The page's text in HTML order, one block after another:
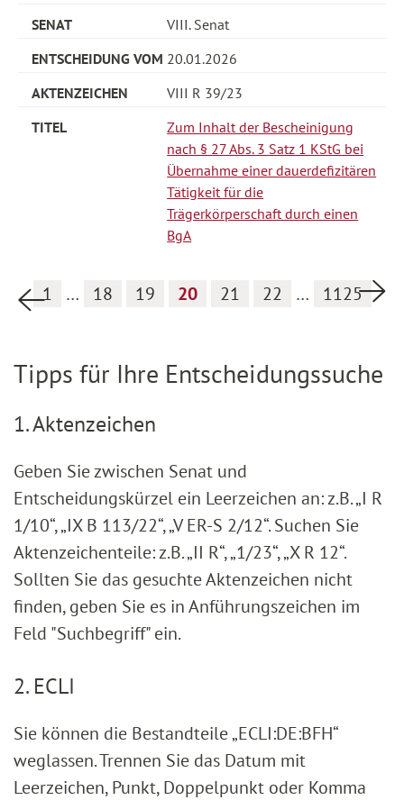
VIII. Senat
20.01.2026
VIII R 39/23
Zum Inhalt der Bescheinigung
nach § 27 Abs. 3 Satz 1 KStG bei
Übernahme einer dauerdefizitären
Tätigkeit für die
Trägerkörperschaft durch einen
BgA
Vorherige Seite
1 … 18 19 20 21 22 … 1125
Tipps für Ihre Entscheidungssuche
1. Aktenzeichen
Geben Sie zwischen Senat und
Entscheidungskürzel ein Leerzeichen an: z.B. „I R
1/10“, „IX B 113/22“, „V ER-S 2/12“. Suchen Sie
Aktenzeichenteile: z.B. „II R“, „1/23“, „X R 12“.
Sollten Sie das gesuchte Aktenzeichen nicht
finden, geben Sie es in Anführungszeichen im
Feld "Suchbegriff" ein.
2. ECLI
Sie können die Bestandteile „ECLI:DE:BFH“
weglassen. Trennen Sie das Datum mit
Leerzeichen, Punkt, Doppelpunkt oder Komma